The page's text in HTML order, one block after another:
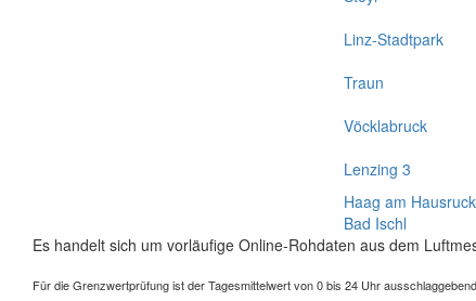
Linz-Stadtpark
Traun
Vöcklabruck
Lenzing 3
Haag am Hausruck
Bad Ischl
Es handelt sich um vorläufige Online-Rohdaten aus dem
Für die Grenzwertprüfung ist der Tagesmittelwert von 0 bis 24 Uhr